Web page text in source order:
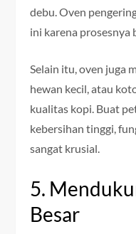
debu. Oven
ini karena
Selain itu, oven juga
hewan kecil, atau
kualitas kopi. Buat
kebersihan tinggi,
sangat krusial.
5.
Besar